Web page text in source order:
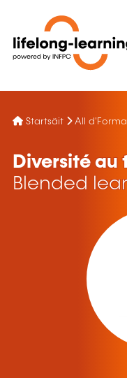
Startsäit All
Diversité au
Blended